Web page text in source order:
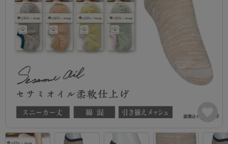
カテゴリから探す
レッグウェア
- 無地ストッキング
- 柄ストッキング
- ショート丈ストッキング
- 着圧ストッキング
ブラジャー
- ノンワイヤーブラ
- ワイヤーブラ
- ブラトップ
ライフスタイルウェア
ボトムス
トップス
ルームウェア・パジャマ
レッグウエア
クルー・レギュラー丈ソックス
スニーカー丈・くるぶし丈ソックス
ハイソックス
メンズパンツ
ボクサー
トランクス
Tバック・ビキニ
ライフスタイルウェア
ボトムス
トップス
ルームウェア・パジャマ
レッグウエア
ソックス・靴下
クルー・レギュラー丈ソックス
スニーカー丈・くるぶし丈ソックス
ハイソックス
ブラジャー
ノンワイヤーブラ
ワイヤーブラ
スポーツブラ
AZGI
アスティーグ
クリアビューティアクティブ
スゴスト
商品選びのお手伝い
お悩み別ガードル
私に似合う、ストッキング選び
ご利用ガイド